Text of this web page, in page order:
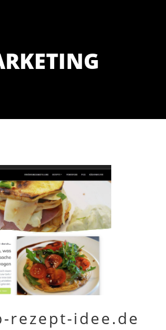
rezept-idee.de